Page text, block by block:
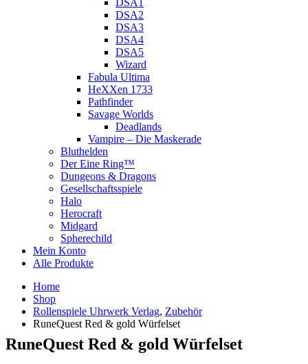
DSA1
DSA2
DSA3
DSA4
DSA5
Wizard
Fabula Ultima
HeXXen 1733
Pathfinder
Savage Worlds
Deadlands
Vampire – Die Maskerade
Bluthelden
Der Eine Ring™
Dungeons & Dragons
Gesellschaftsspiele
Halo
Herocraft
Midgard
Spherechild
Mein Konto
Alle Produkte
Home
Shop
Rollenspiele Uhrwerk Verlag, Zubehör
RuneQuest Red & gold Würfelset
RuneQuest Red & gold Würfelset